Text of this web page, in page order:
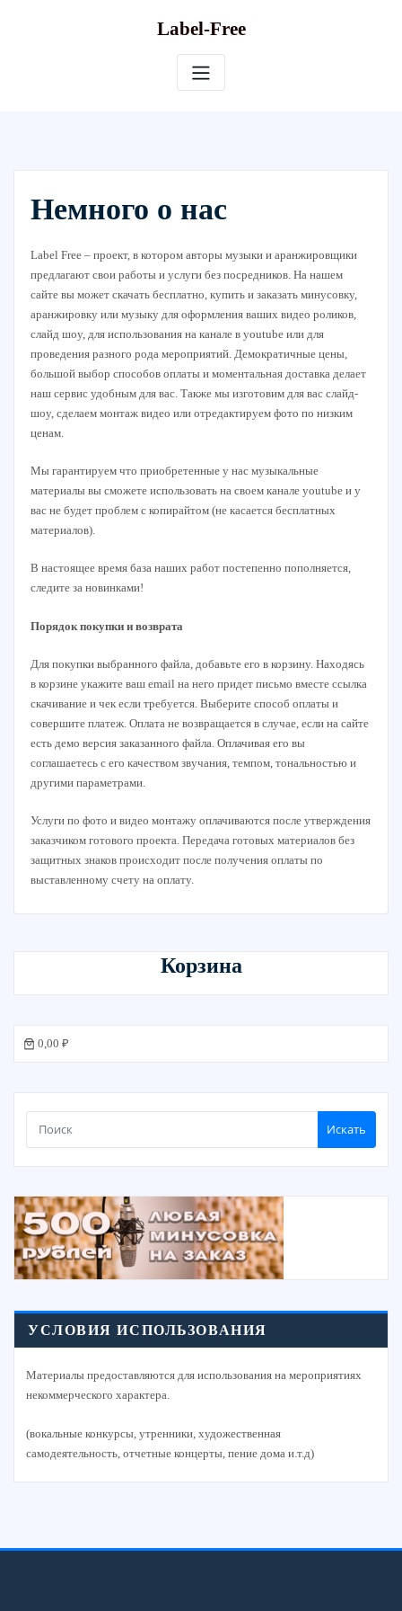
Label-Free
Немного о нас
Label Free – проект, в котором авторы музыки и аранжировщики
предлагают свои работы и услуги без посредников. На нашем
сайте вы может скачать бесплатно, купить и заказать минусовку,
аранжировку или музыку для оформления ваших видео роликов,
слайд шоу, для использования на канале в youtube или для
проведения разного рода мероприятий. Демократичные цены,
большой выбор способов оплаты и моментальная доставка делает
наш сервис удобным для вас. Также мы изготовим для вас слайд-
шоу, сделаем монтаж видео или отредактируем фото по низким
ценам.
Мы гарантируем что приобретенные у нас музыкальные
материалы вы сможете использовать на своем канале youtube и у
вас не будет проблем с копирайтом (не касается бесплатных
материалов).
В настоящее время база наших работ постепенно пополняется,
следите за новинками!
Порядок покупки и возврата
Для покупки выбранного файла, добавьте его в корзину. Находясь
в корзине укажите ваш email на него придет письмо вместе ссылка
скачивание и чек если требуется. Выберите способ оплаты и
совершите платеж. Оплата не возвращается в случае, если на сайте
есть демо версия заказанного файла. Оплачивая его вы
соглашаетесь с его качеством звучания, темпом, тональностью и
другими параметрами.
Услуги по фото и видео монтажу оплачиваются после утверждения
заказчиком готового проекта. Передача готовых материалов без
защитных знаков происходит после получения оплаты по
выставленному счету на оплату.
Корзина
0,00 ₽
Искать
УСЛОВИЯ ИСПОЛЬЗОВАНИЯ
Материалы предоставляются для использования на мероприятиях
некоммерческого характера.
(вокальные конкурсы, утренники, художественная
самодеятельность, отчетные концерты, пение дома и.т.д)